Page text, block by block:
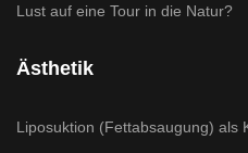
Lust auf eine Tour in die Natur?
Ästhetik
Liposuktion (Fettabsaugung) als